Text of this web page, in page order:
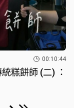
00:10:44
糕餅師 (二) ：